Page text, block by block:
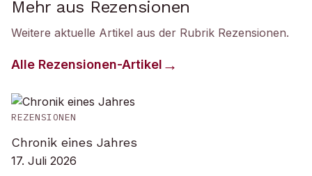
Mehr aus Rezensionen
Weitere aktuelle Artikel aus der Rubrik Rezensionen.
Alle Rezensionen-Artikel
REZENSIONEN
Chronik eines Jahres
17. Juli 2026